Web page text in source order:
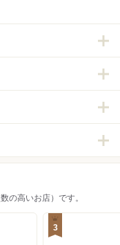
の高いお店）です。
3